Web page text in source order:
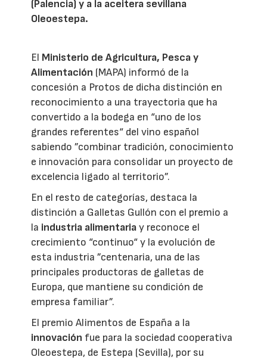
(Palencia) y a la aceitera sevillana
Oleoestepa.
El Ministerio de Agricultura, Pesca y
Alimentación (MAPA) informó de la
concesión a Protos de dicha distinción en
reconocimiento a una trayectoria que ha
convertido a la bodega en “uno de los
grandes referentes“ del vino español
sabiendo ”combinar tradición, conocimiento
e innovación para consolidar un proyecto de
excelencia ligado al territorio”.
En el resto de categorías, destaca la
distinción a Galletas Gullón con el premio a
la industria alimentariay reconoce el
crecimiento “continuo“ y la evolución de
esta industria ”centenaria, una de las
principales productoras de galletas de
Europa, que mantiene su condición de
empresa familiar”.
El premio Alimentos de España a la
innovación fue para la sociedad cooperativa
Oleoestepa, de Estepa (Sevilla), por su